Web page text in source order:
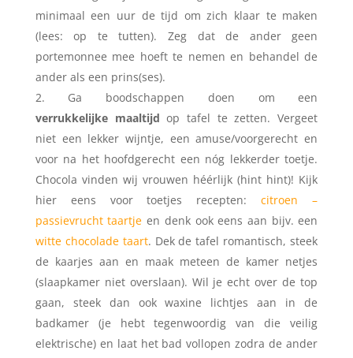
minimaal een uur de tijd om zich klaar te maken
(lees: op te tutten). Zeg dat de ander geen
portemonnee mee hoeft te nemen en behandel de
ander als een prins(ses).
Ga boodschappen doen om een
verrukkelijke maaltijd op tafel te zetten. Vergeet
niet een lekker wijntje, een amuse/voorgerecht en
voor na het hoofdgerecht een nóg lekkerder toetje.
Chocola vinden wij vrouwen héérlijk (hint hint)! Kijk
hier eens voor toetjes recepten:citroen –
passievrucht taartje en denk ook eens aan bijv. een
witte chocolade taart. Dek de tafel romantisch, steek
de kaarjes aan en maak meteen de kamer netjes
(slaapkamer niet overslaan). Wil je echt over de top
gaan, steek dan ook waxine lichtjes aan in de
badkamer (je hebt tegenwoordig van die veilig
elektrische) en laat het bad vollopen zodra de ander